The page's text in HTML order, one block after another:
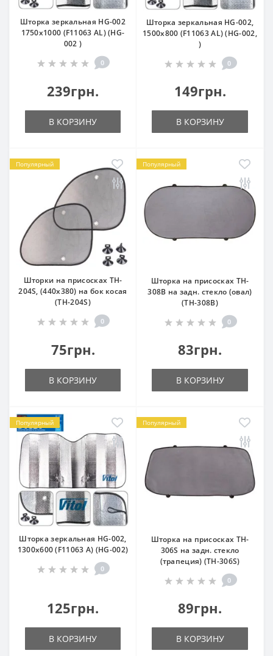
Шторка зеркальная HG-002
1750х1000 (F11063 AL) (HG-
002 )
0
239грн.
В КОРЗИНУ
Шторка зеркальная HG-002,
1500х800 (F11063 AL) (HG-002,
)
0
149грн.
В КОРЗИНУ
Популярный
Шторки на присосках TH-
204S, (440x380) на бок косая
(TH-204S)
0
75грн.
В КОРЗИНУ
Популярный
Шторка на присосках TH-
308B на задн. стекло (овал)
(TH-308B)
0
83грн.
В КОРЗИНУ
Популярный
Шторка зеркальная HG-002,
1300х600 (F11063 A) (HG-002)
0
125грн.
В КОРЗИНУ
Популярный
Шторка на присосках TH-
306S на задн. стекло
(трапеция) (TH-306S)
0
89грн.
В КОРЗИНУ